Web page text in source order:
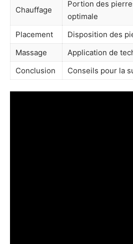
Chauffage
Portion des
optimale
Placement
Disposition des
Massage
Application de
Conclusion
Conseils pour la